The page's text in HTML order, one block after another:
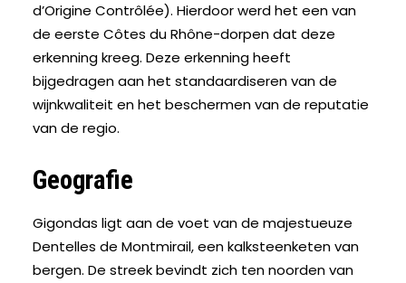
d’Origine Contrôlée). Hierdoor werd het een van
de eerste Côtes du Rhône-dorpen dat deze
erkenning kreeg. Deze erkenning heeft
bijgedragen aan het standaardiseren van de
wijnkwaliteit en het beschermen van de reputatie
van de regio.
Geografie
Gigondas ligt aan de voet van de majestueuze
Dentelles de Montmirail, een kalksteenketen van
bergen. De streek bevindt zich ten noorden van